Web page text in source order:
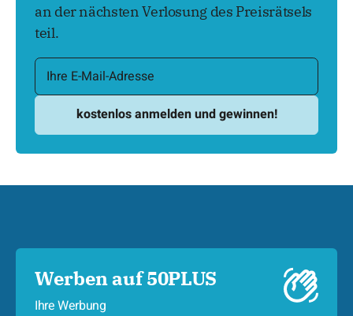
an der nächsten Verlosung des Preisrätsels
teil.
Werben auf 50PLUS
Ihre Werbung